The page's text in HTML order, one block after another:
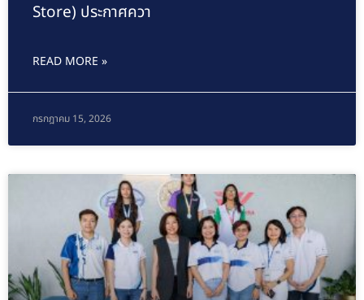
Store) ประกาศควา
READ MORE »
กรกฎาคม 15, 2026